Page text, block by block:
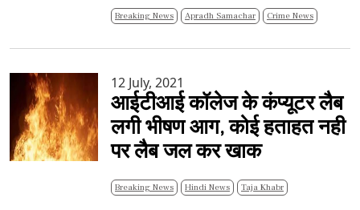
Breaking News Apradh Samachar Crime News
12 July, 2021
आईटीआई कॉलेज के कंप्यूटर लैब
लगी भीषण आग, कोई हताहत नही
पर लैब जल कर खाक
Breaking News Hindi News Taja Khabr